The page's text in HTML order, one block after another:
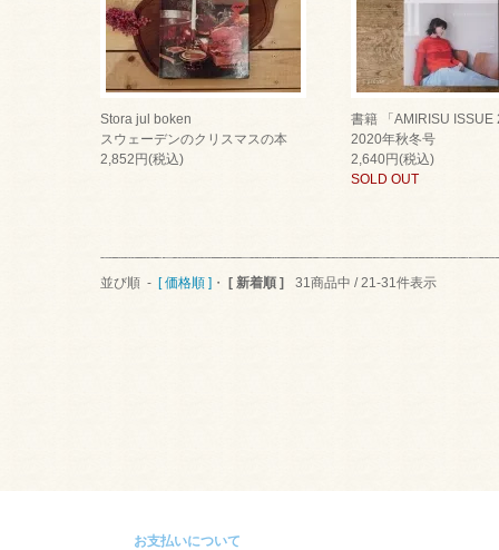
Stora jul boken
スウェーデンのクリスマスの本
2,852円(税込)
書籍 「AMIRISU ISSUE
2020年秋冬号
2,640円(税込)
SOLD OUT
並び順 - [ 価格順 ] ・ [ 新着順 ] 31商品中 / 21-31件表示
お支払いについて